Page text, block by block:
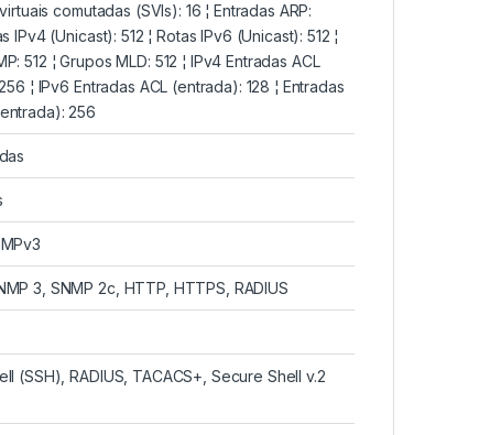
comutadas (SVIs): 16 ¦ Entradas ARP:
IPv4 (Unicast): 512 ¦ Rotas IPv6 (Unicast): 512 ¦
512 ¦ Grupos MLD: 512 ¦ IPv4 Entradas ACL
¦ IPv6 Entradas ACL (entrada): 128 ¦ Entradas
256
3, SNMP 2c, HTTP, HTTPS, RADIUS
(SSH), RADIUS, TACACS+, Secure Shell v.2